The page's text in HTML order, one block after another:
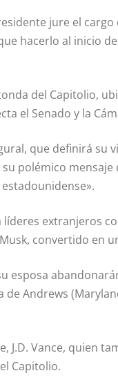
jure el
hacerlo al inicio
del Capitolio,
el Senado y la
que definirá su
polémico
extranjeros
convertido en
esposa
Andrews
J.D. Vance, quien
Capitolio.